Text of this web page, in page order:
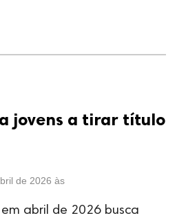
jovens a tirar título
de 2026 às
abril de 2026 busca